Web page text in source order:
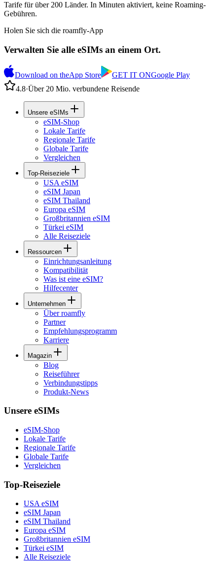
Tarife für über 200 Länder. In Minuten aktiviert, keine Roaming-
Gebühren.
Holen Sie sich die roamfly-App
Verwalten Sie alle eSIMs an einem Ort.
Download on theApp Store GET IT ONGoogle Play
4.8·Über 20 Mio. verbundene Reisende
Unsere eSIMs
eSIM-Shop
Lokale Tarife
Regionale Tarife
Globale Tarife
Vergleichen
Top-Reiseziele
USA eSIM
eSIM Japan
eSIM Thailand
Europa eSIM
Großbritannien eSIM
Türkei eSIM
Alle Reiseziele
Ressourcen
Einrichtungsanleitung
Kompatibilität
Was ist eine eSIM?
Hilfecenter
Unternehmen
Über roamfly
Partner
Empfehlungsprogramm
Karriere
Magazin
Blog
Reiseführer
Verbindungstipps
Produkt-News
Unsere eSIMs
eSIM-Shop
Lokale Tarife
Regionale Tarife
Globale Tarife
Vergleichen
Top-Reiseziele
USA eSIM
eSIM Japan
eSIM Thailand
Europa eSIM
Großbritannien eSIM
Türkei eSIM
Alle Reiseziele